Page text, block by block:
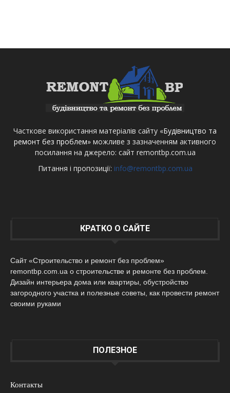
Часткове використання матеріалів сайту «Будівництво та
ремонт без проблем» можливе з зазначенням активного
посилання на джерело: сайт remontbp.com.ua
Питання і пропозиції: info@remontbp.com.ua
КРАТКО О САЙТЕ
Сайт «Строительство и ремонт без проблем»
remontbp.com.ua о строительстве и ремонте без проблем.
Дизайн интерьера дома или квартиры, обустройство
загородного участка и полезные советы, как провести ремонт
своими руками
ПОЛЕЗНОЕ
Контакты